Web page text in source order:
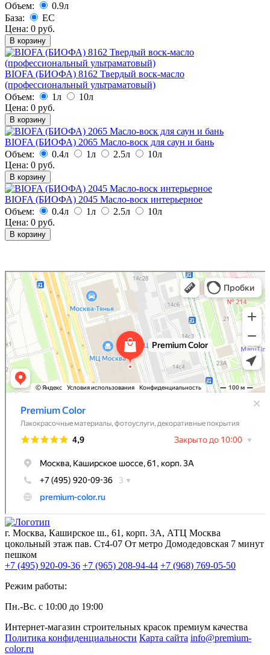
Объем:
0.9л
База:
EC
Цена: 0 руб.
В корзину
BIOFA (БИОФА) 8162 Твердый воск-масло
(профессиональный ультраматовый)
Объем:
1л
10л
Цена: 0 руб.
В корзину
BIOFA (БИОФА) 2065 Масло-воск для саун и бань
Объем:
0.4л 1л 2.5л
10л
Цена: 0 руб.
В корзину
BIOFA (БИОФА) 2045 Масло-воск интерьерное
Объем:
0.4л 1л 2.5л
10л
Цена: 0 руб.
В корзину
Premium Color
Лакокрасочные материалы в Москве
Декоративные покрытия в Москве
г. Москва, Каширское ш., 61, корп. 3А, АТЦ Москва
цокольный этаж пав. Ст4-07 От метро Домодедовская 7 минут
пешком
+7 (495) 920-09-36 +7 (965) 208-94-44 +7 (968) 769-05-50
Режим работы:
Пн.-Вс. с 10:00 до 19:00
Интернет-магазин строительных красок премиум качества
Политика конфиденциальности Карта сайта info@premium-
color.ru